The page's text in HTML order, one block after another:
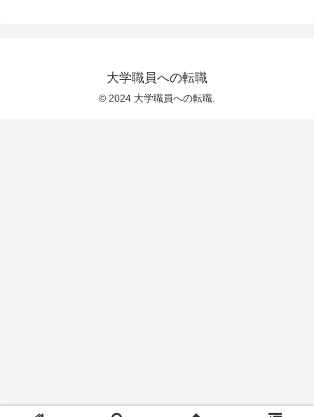
大学職員への転職
© 2024 大学職員への転職.